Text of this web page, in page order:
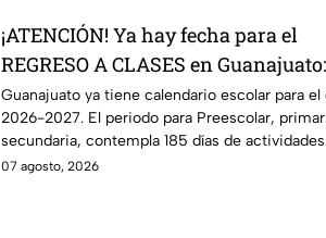
¡ATENCIÓN! Ya hay fecha para el
REGRESO A CLASES en Guanajuato:
esto marca el calendario 2026-2027
Guanajuato ya tiene calendario escolar para
2026-2027. El periodo para Preescolar,
secundaria, contempla 185 días de actividades
escolares.
07 agosto, 2026